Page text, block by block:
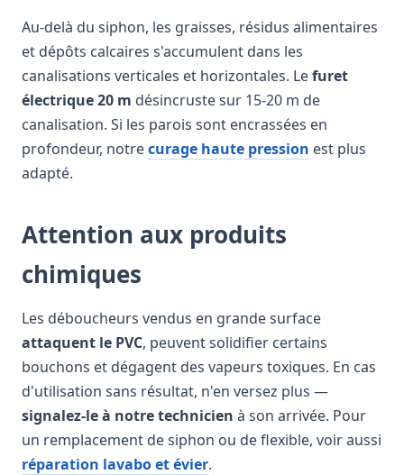
Au-delà du siphon, les graisses, résidus alimentaires
et dépôts calcaires s'accumulent dans les
canalisations verticales et horizontales. Lefuret
électrique 20 m désincruste sur 15-20 m de
canalisation. Si les parois sont encrassées en
profondeur, notrecurage haute pression est plus
adapté.
Attention aux produits
chimiques
Les déboucheurs vendus en grande surface
attaquent le PVC, peuvent solidifier certains
bouchons et dégagent des vapeurs toxiques. En cas
d'utilisation sans résultat, n'en versez plus —
signalez-le à notre technicien à son arrivée. Pour
un remplacement de siphon ou de flexible, voir aussi
réparation lavabo et évier.